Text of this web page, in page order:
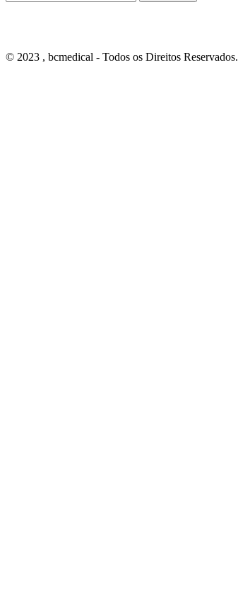
© 2023 , bcmedical - Todos os Direitos Reservados.